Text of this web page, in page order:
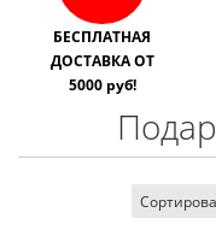
БЕСПЛАТНАЯ
ДОСТАВКА ОТ
5000 руб!